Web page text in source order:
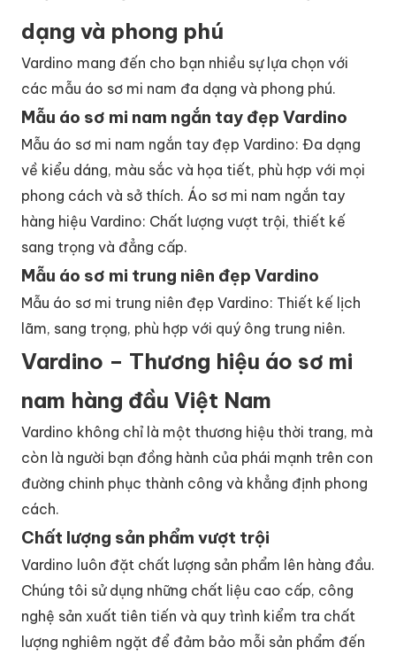
dạng và phong phú
Vardino mang đến cho bạn nhiều sự lựa chọn với
các mẫu áo sơ mi nam đa dạng và phong phú.
Mẫu áo sơ mi nam ngắn tay đẹp Vardino
Mẫu áo sơ mi nam ngắn tay đẹp Vardino: Đa dạng
về kiểu dáng, màu sắc và họa tiết, phù hợp với mọi
phong cách và sở thích. Áo sơ mi nam ngắn tay
hàng hiệu Vardino: Chất lượng vượt trội, thiết kế
sang trọng và đẳng cấp.
Mẫu áo sơ mi trung niên đẹp Vardino
Mẫu áo sơ mi trung niên đẹp Vardino: Thiết kế lịch
lãm, sang trọng, phù hợp với quý ông trung niên.
Vardino – Thương hiệu áo sơ mi
nam hàng đầu Việt Nam
Vardino không chỉ là một thương hiệu thời trang, mà
còn là người bạn đồng hành của phái mạnh trên con
đường chinh phục thành công và khẳng định phong
cách.
Chất lượng sản phẩm vượt trội
Vardino luôn đặt chất lượng sản phẩm lên hàng đầu.
Chúng tôi sử dụng những chất liệu cao cấp, công
nghệ sản xuất tiên tiến và quy trình kiểm tra chất
lượng nghiêm ngặt để đảm bảo mỗi sản phẩm đến